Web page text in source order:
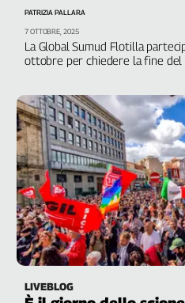
La Global Sumud Flotilla
ottobre per chiedere la fine del
PATRIZIA PALLARA
7 OTTOBRE, 2025
LIVEBLOG